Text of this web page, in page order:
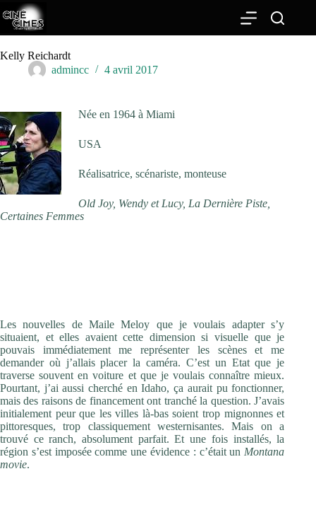
Passer
au
contenu
Kelly Reichardt
admincc
4 avril 2017
Née en 1964 à Miami
USA
Réalisatrice, scénariste, monteuse
Old Joy, Wendy et Lucy, La Dernière Piste,
Certaines Femmes
Les nouvelles de Maile Meloy que je voulais adapter s’y
situaient, et elles avaient cette dimension si visuelle que je
pouvais immédiatement me représenter les scènes et me
demander où j’allais placer la caméra. C’est un Etat que je
traverse souvent en voiture et que je voulais connaître mieux.
Pourtant, j’ai aussi cherché en Idaho, ça aurait pu fonctionner,
mais des raisons de financement ont tranché la question. J’avais
initialement peur que les villes là-bas soient trop mignonnes et
pittoresques, trop classiquement westernisantes. Mais on a
trouvé ce ranch, absolument parfait. Et une fois installés, la
région s’est imposée comme une évidence : c’était un Montana
movie.